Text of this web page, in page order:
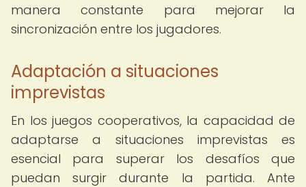
manera constante para mejorar la
sincronización entre los jugadores.
Adaptación a situaciones
imprevistas
En los juegos cooperativos, la capacidad de
adaptarse a situaciones imprevistas es
esencial para superar los desafíos que
puedan surgir durante la partida. Ante